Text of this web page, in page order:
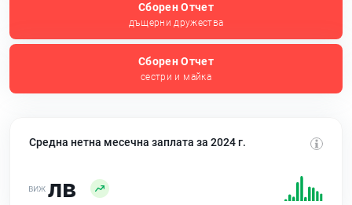
Сборен Отчет
дъщерни дружества
Сборен Отчет
сестри и майка
Средна нетна месечна заплата за 2024 г.
лв